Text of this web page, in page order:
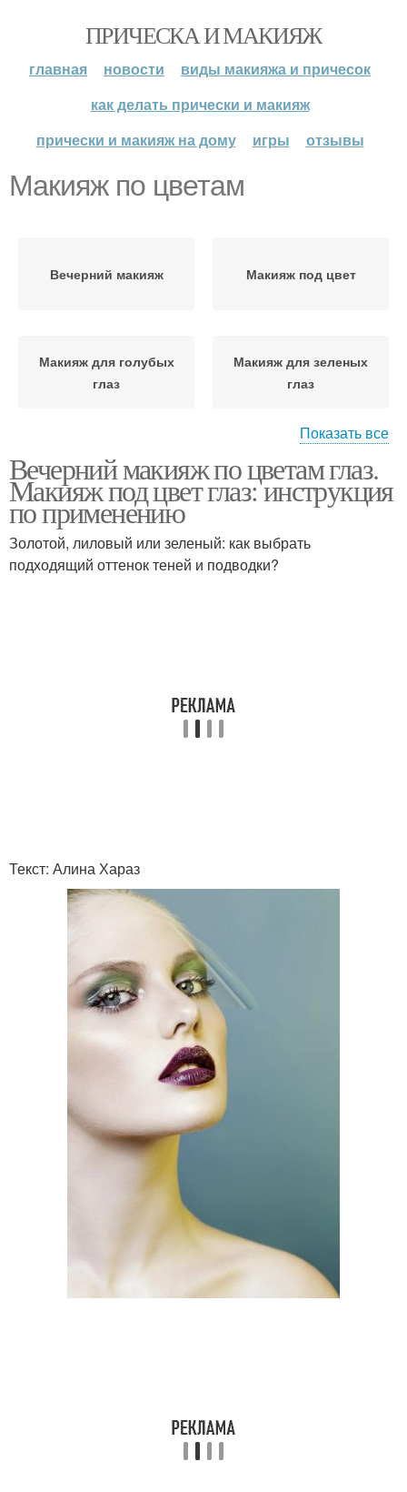
ПРИЧЕСКА И МАКИЯЖ
главная новости
виды макияжа и причесок
как делать прически и макияж
прически и макияж на дому
игры отзывы
Макияж по цветам
Вечерний макияж Макияж под цвет
Макияж для голубых
глаз
Макияж для зеленых
глаз
Макияж для карих глаз Правильный макияж
Нюдовый макияж Макияж в зависимости
Показать все
Вечерний макияж по цветам глаз.
Макияж под цвет глаз: инструкция
по применению
Золотой, лиловый или зеленый: как выбрать
подходящий оттенок теней и подводки?
Текст: Алина Хараз